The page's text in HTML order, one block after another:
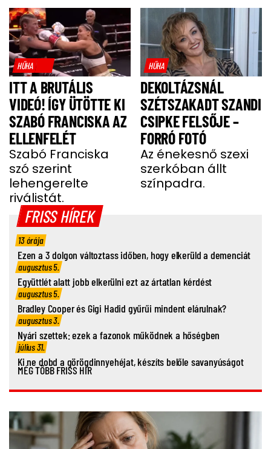
HŰHA
ITT A BRUTÁLIS
VIDEÓ! ÍGY ÜTÖTTE KI
SZABÓ FRANCISKA AZ
ELLENFELÉT
Szabó Franciska
szó szerint
lehengerelte
riválistát.
HŰHA
DEKOLTÁZSNÁL
SZÉTSZAKADT SZANDI
CSIPKE FELSŐJE –
FORRÓ FOTÓ
Az énekesnő szexi
szerkóban állt
színpadra.
FRISS HÍREK
13 órája
Ezen a 3 dolgon változtass időben, hogy elkerüld a demenciát
augusztus 5.
Együttlét alatt jobb elkerülni ezt az ártatlan kérdést
augusztus 5.
Bradley Cooper és Gigi Hadid gyűrűi mindent elárulnak?
augusztus 3.
Nyári szettek: ezek a fazonok működnek a hőségben
július 31.
Ki ne dobd a görögdinnyehéjat, készíts belőle savanyúságot
MÉG TÖBB FRISS HÍR